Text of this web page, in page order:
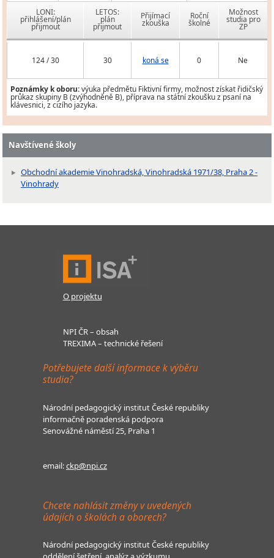
LONI:
přihlášení/plán
přijmout
LETOS:
plán
přijmout
Přijímací
zkouška
Roční
školné
Možnost
studia pro
ZP
124 / 30 30 koná se 0 Ne
Poznámky k oboru:výuka předmětu Fiktivní firmy, možnost získat řidičský
průkaz skupiny B (zvýhodněně B), příprava na státní zkoušku z psaní na
klávesnici, z cizího jazyka.
Navštívené školy
Obchodní akademie Vinohradská, Vinohradská 1971/38, Praha 2 -
Vinohrady
O projektu
NPI ČR – obsah
TREXIMA – technické řešení
Potřebujete další informace k výběru
studia?
Národní pedagogický institut České republiky
informačně poradenská podpora
Senovážné náměstí 25, Praha 1
email:ckp@npi.cz
Chcete nahlásit změny v uvedených
údajích o školách a oborech?
Národní pedagogický institut České republiky